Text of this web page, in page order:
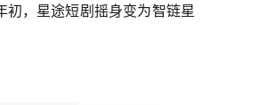
，星途短剧摇身变为智链星